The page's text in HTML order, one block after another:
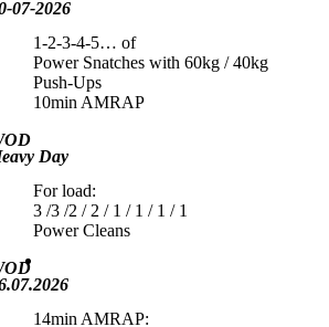
07-2026
1-2-3-4-5… of
Power Snatches with 60kg / 40kg
Push-Ups
10min AMRAP
Day
For load:
3 /3 /2 / 2 / 1 / 1 / 1 / 1
Power Cleans
14min AMRAP: